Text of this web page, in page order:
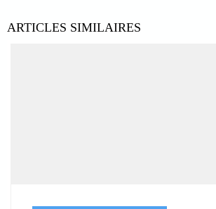
ARTICLES SIMILAIRES